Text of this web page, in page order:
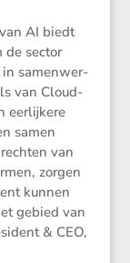
AI biedt
de sector
in samen­wer­
van Cloud­
eerlij­kere
samen
van
zorgen
kunnen
gebied van
& CEO,